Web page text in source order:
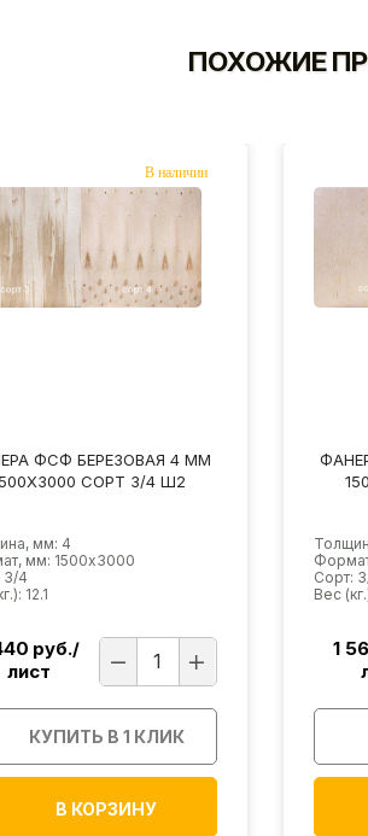
ПОХОЖИЕ
ФСФ БЕРЕЗОВАЯ 4 ММ
СОРТ 3/4 Ш2
мм: 4
мм: 1500х3000
3/4
12.1
руб./
лист
КУПИТЬ В 1 КЛИК
В КОРЗИНУ
Сорт:
Вес
1